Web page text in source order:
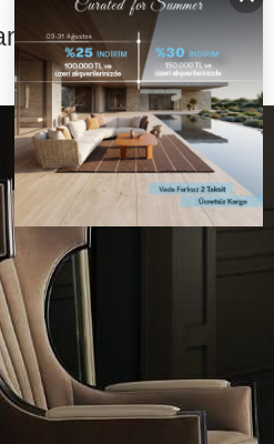
malzemeden